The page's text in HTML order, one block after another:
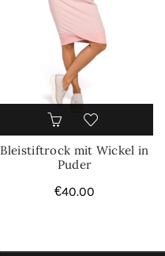
Bleistiftrock mit Wickel in
Puder
€40.00